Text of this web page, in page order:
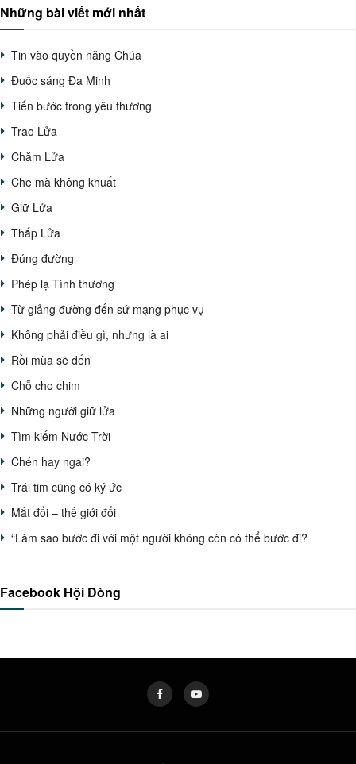
Những bài viết mới nhất
Tin vào quyền năng Chúa
Đuốc sáng Đa Minh
Tiến bước trong yêu thương
Trao Lửa
Chăm Lửa
Che mà không khuất
Giữ Lửa
Thắp Lửa
Đúng đường
Phép lạ Tình thương
Từ giảng đường đến sứ mạng phục vụ
Không phải điều gì, nhưng là ai
Rồi mùa sẽ đến
Chỗ cho chim
Những người giữ lửa
Tìm kiếm Nước Trời
Chén hay ngai?
Trái tim cũng có ký ức
Mắt đổi – thế giới đổi
“Làm sao bước đi với một người không còn có thể bước đi?
Facebook Hội Dòng